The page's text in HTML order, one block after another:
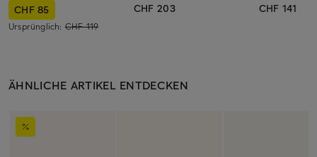
CHF 85
Ursprünglich: CHF 119
CHF 203
CHF 141
ÄHNLICHE ARTIKEL ENTDECKEN